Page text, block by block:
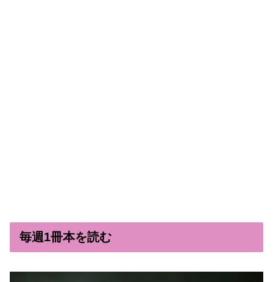
毎週1冊本を読む